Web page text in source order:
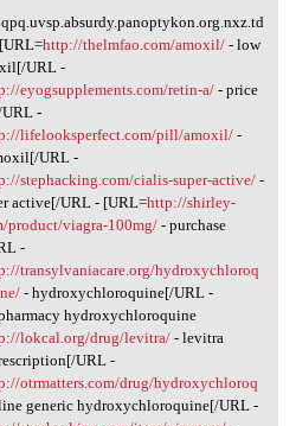
qpq.uvsp.absurdy
http://thelmfao.com/amoxil/- low
URL -
eyogsupplements.com/retin-a/- price
-
lifelooksperfect.com/pill/amoxil/-
URL -
stephacking.com/cialis-super-active/-
active[/URL - [URL=http://shirley-
product/viagra-100mg/- purchase
-
transylvaniacare.org/hydroxychloroq
- hydroxychloroquine[/URL -
hydroxychloroquine
lokcal.org/drug/levitra/- levitra
URL -
otrmatters.com/drug/hydroxychloroq
generic hydroxychloroquine[/URL -